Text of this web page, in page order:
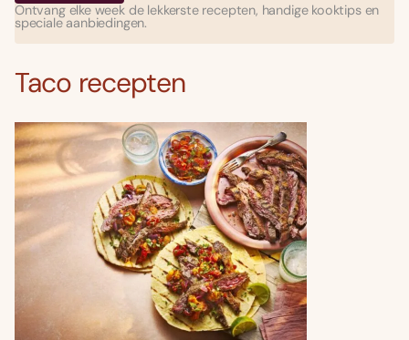
Ontvang elke week de lekkerste recepten, handige kooktips en
speciale aanbiedingen.
Taco recepten